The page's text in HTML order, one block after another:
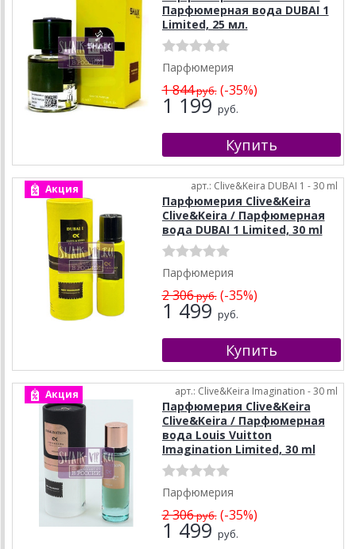
Парфюмерная вода DUBAI 1
Limited, 25 мл.
Парфюмерия
1 844руб.(-35%)
1 199 руб.
Акция арт.: Clive&Keira DUBAI 1 - 30 ml
Парфюмерия Clive&Keira
Clive&Keira / Парфюмерная
вода DUBAI 1 Limited, 30 ml
Парфюмерия
2 306руб.(-35%)
1 499 руб.
Акция арт.: Clive&Keira Imagination - 30 ml
Парфюмерия Clive&Keira
Clive&Keira / Парфюмерная
вода Louis Vuitton
Imagination Limited, 30 ml
Парфюмерия
2 306руб.(-35%)
1 499 руб.